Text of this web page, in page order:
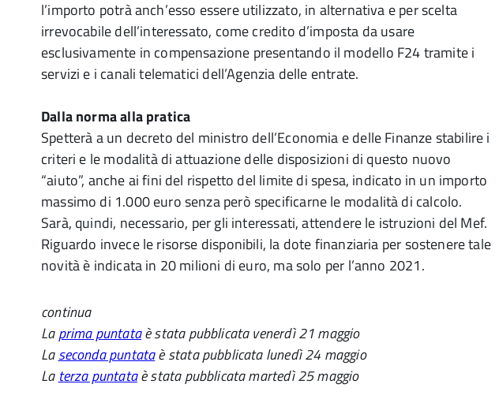
l’importo potrà anch’esso essere utilizzato, in alternativa e per scelta
irrevocabile dell’interessato, come credito d’imposta da usare
esclusivamente in compensazione presentando il modello F24 tramite i
servizi e i canali telematici dell’Agenzia delle entrate.
Dalla norma alla pratica
Spetterà a un decreto del ministro dell’Economia e delle Finanze stabilire i
criteri e le modalità di attuazione delle disposizioni di questo nuovo
“aiuto”, anche ai fini del rispetto del limite di spesa, indicato in un importo
massimo di 1.000 euro senza però specificarne le modalità di calcolo.
Sarà, quindi, necessario, per gli interessati, attendere le istruzioni del Mef.
Riguardo invece le risorse disponibili, la dote finanziaria per sostenere tale
novità è indicata in 20 milioni di euro, ma solo per l’anno 2021.
continua
Laprima puntataè stata pubblicata venerdì 21 maggio
Laseconda puntataè stata pubblicata lunedì 24 maggio
La terza puntataè stata pubblicata martedì 25 maggio